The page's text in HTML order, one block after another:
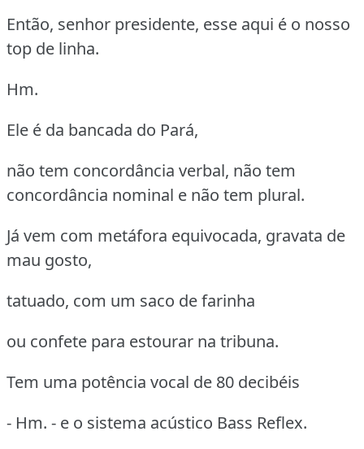
Então, senhor presidente, esse aqui é o nosso
top de linha.
Hm.
Ele é da bancada do Pará,
não tem concordância verbal, não tem
concordância nominal e não tem plural.
Já vem com metáfora equivocada, gravata de
mau gosto,
tatuado, com um saco de farinha
ou confete para estourar na tribuna.
Tem uma potência vocal de 80 decibéis
- Hm. - e o sistema acústico Bass Reflex.